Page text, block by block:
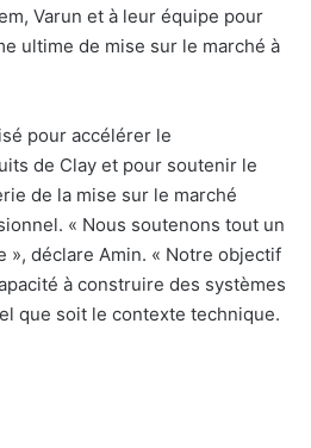
Varun et à leur équipe pour
ultime de mise sur le marché à
pour accélérer le
de Clay et pour soutenir le
de la mise sur le marché
« Nous soutenons tout un
», déclare Amin. « Notre objectif
à construire des systèmes
que soit le contexte technique.